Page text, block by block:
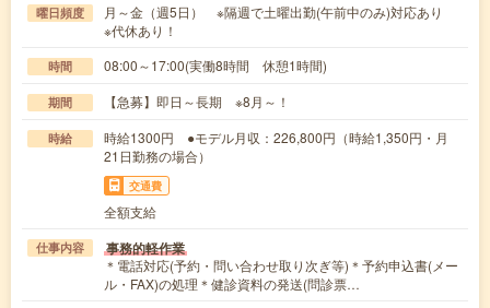
曜日頻度
月～金（週5日） ※隔週で土曜出勤(午前中のみ)対応あり
※代休あり！
時間 08:00～17:00(実働8時間 休憩1時間)
期間 【急募】即日～長期 ※8月～！
時給
時給1300円 ●モデル月収：226,800円（時給1,350円・月
21日勤務の場合）
交通費
全額支給
仕事内容 事務的軽作業
＊電話対応(予約・問い合わせ取り次ぎ等)＊予約申込書(メー
ル・FAX)の処理＊健診資料の発送(問診票…